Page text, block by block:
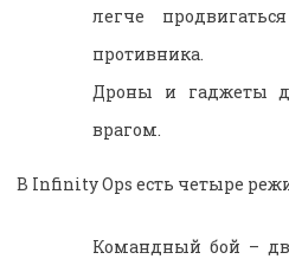
легче
противника.
Дроны и гаджеты
врагом.
В Infinity Ops есть четыре
Командный бой –